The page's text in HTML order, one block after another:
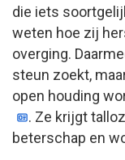
die iets
weten hoe zij
overging.
steun zoekt,
open houding
. Ze krijgt
beterschap en